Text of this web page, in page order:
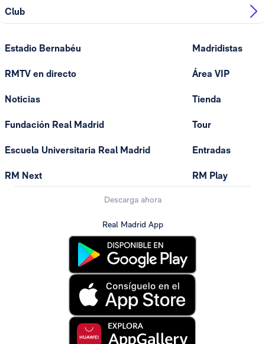
Club
Estadio Bernabéu
RMTV en directo
Noticias
Fundación Real Madrid
Escuela Universitaria Real Madrid
RM Next
Madridistas
Área VIP
Tienda
Tour
Entradas
RM Play
Descarga ahora
Real Madrid App